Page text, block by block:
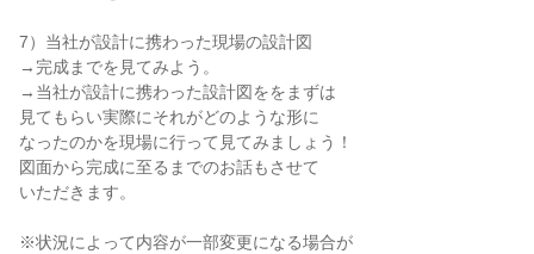
7）当社が設計に携わった現場の設計図
→完成までを見てみよう。
→当社が設計に携わった設計図ををまずは
見てもらい実際にそれがどのような形に
なったのかを現場に行って見てみましょう！
図面から完成に至るまでのお話もさせて
いただきます。
※状況によって内容が一部変更になる場合が